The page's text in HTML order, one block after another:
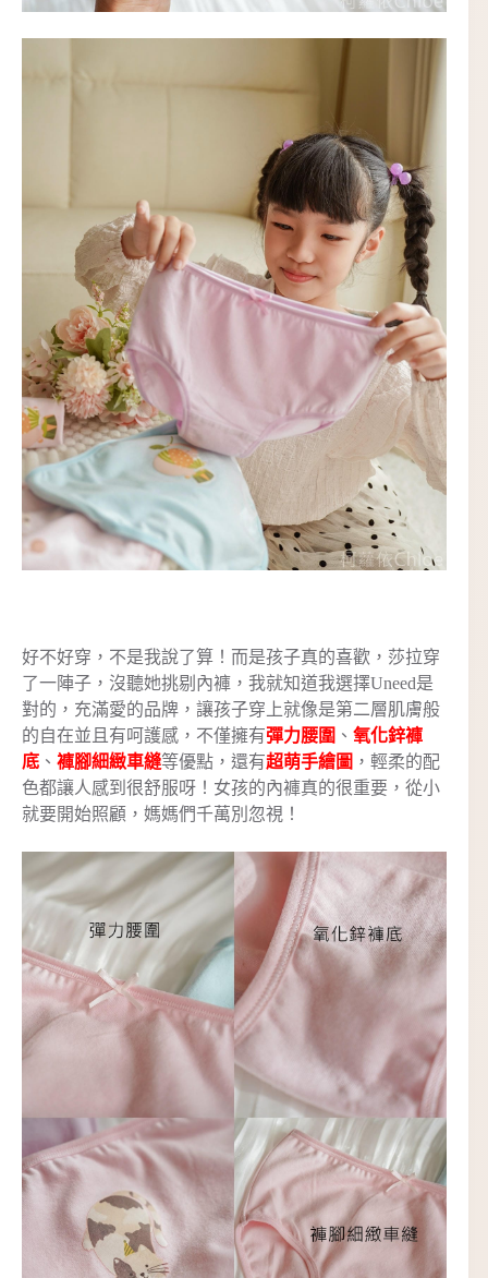
好不好穿，不是我說了算！而是孩子真的喜歡，莎拉穿
了一陣子，沒聽她挑剔內褲，我就知道我選擇Uneed是
對的，充滿愛的品牌，讓孩子穿上就像是第二層肌膚般
的自在並且有呵護感，不僅擁有彈力腰圍 、 氧化鋅褲
底 、 褲腳細緻車縫等優點，還有超萌手繪圖 ，輕柔的配
色都讓人感到很舒服呀！女孩的內褲真的很重要，從小
就要開始照顧，媽媽們千萬別忽視！